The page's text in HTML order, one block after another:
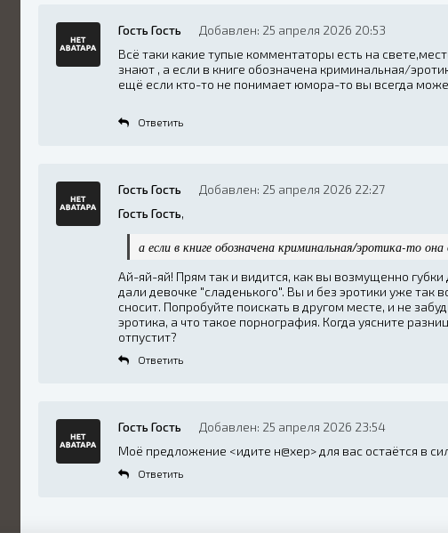
Гость Гость
Добавлен: 25 апреля 2026 20:53
Всё таки какие тупые комментаторы есть на
знают , а если в книге обозначена криминальная/
ещё если кто-то не понимает юмора-то вы всегда
Ответить
Гость Гость
Добавлен: 25 апреля 2026 22:27
Гость Гость,
а если в книге обозначена криминальная/эротика-то
Ай-яй-яй! Прям так и видится, как вы возмущенно губки
дали девочке "сладенького". Вы и без эротики уже так
сносит. Попробуйте поискать в другом месте, и не
эротика, а что такое порнография. Когда уясните
отпустит?
Ответить
Гость Гость
Добавлен: 25 апреля 2026 23:54
Моё предложение <идите н@хер> для вас остаётся в
Ответить